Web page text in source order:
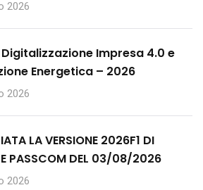
2026
Impresa 4.0 e
Energetica – 2026
2026
LA VERSIONE 2026F1 DI
E PASSCOM DEL 03/08/2026
2026